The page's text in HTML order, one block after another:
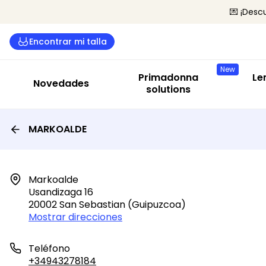
💌
Encontrar mi talla
Novedades
New
Primadonna
solutions
MARKOALDE
Markoalde
Usandizaga 16
20002 San Sebastian (guipuzcoa)
Mostrar direcciones
Teléfono
+34943278184